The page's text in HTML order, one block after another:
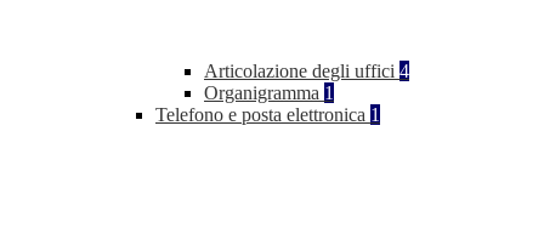
Articolazione degli uffici 4
Organigramma 1
Telefono e posta elettronica 1